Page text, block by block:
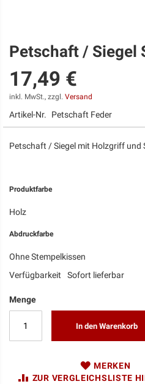
Zum
Anfang
der
Bildgalerie
springen
Petschaft / Siegel
17,49 €
inkl. MwSt., zzgl. Versand
Artikel-Nr. Petschaft Feder
Petschaft / Siegel mit Holzgriff und
Produktfarbe
Holz
Abdruckfarbe
Ohne Stempelkissen
Verfügbarkeit
Sofort lieferbar
Menge
In den Warenkorb
MERKEN
ZUR VERGLEICHSLISTE